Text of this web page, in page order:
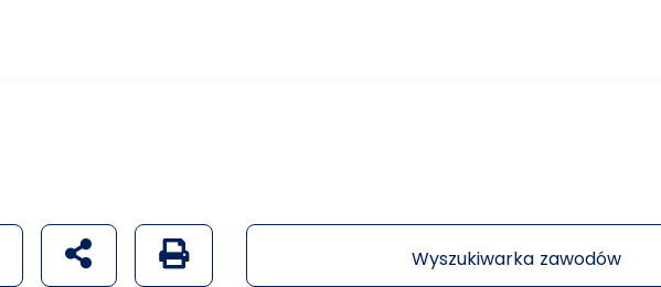
udostępnij na social mediach
Generuj wersję PDF strony Wyszukiwarka zawodów